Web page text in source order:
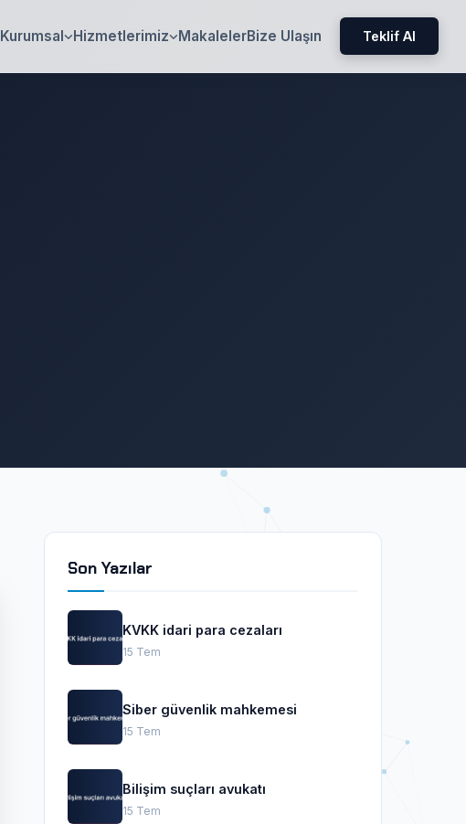
Kurumsal Hizmetlerimiz MakalelerBize Ulaşın Teklif Al
Son Yazılar
KVKK idari para cezaları
15 Tem
Siber güvenlik mahkemesi
15 Tem
Bilişim suçları avukatı
15 Tem